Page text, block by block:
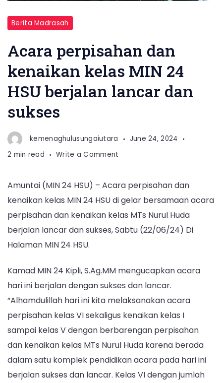
Berita Madrasah
Acara perpisahan dan
kenaikan kelas MIN 24
HSU berjalan lancar dan
sukses
kemenaghulusungaiutara
June 24, 2024
2 min read
Write a Comment
dan
kenaikan
kelas
MIN
lancar
dan
sukses
Amuntai (MIN 24 HSU) – Acara perpisahan dan
kenaikan kelas MIN 24 HSU di gelar bersamaan acara
perpisahan dan kenaikan kelas MTs Nurul Huda
berjalan lancar dan sukses, Sabtu (22/06/24) Di
Halaman MIN 24 HSU.
Kamad MIN 24 Kipli, S.Ag.MM mengucapkan acara
hari ini berjalan dengan sukses dan lancar.
“Alhamdulillah hari ini kita melaksanakan acara
perpisahan kelas VI sekaligus kenaikan kelas I
sampai kelas V dengan berbarengan perpisahan
dan kenaikan kelas MTs Nurul Huda karena berada
dalam satu komplek pendidikan acara pada hari ini
berjalan sukses dan lancar. Kelas VI dengan jumlah